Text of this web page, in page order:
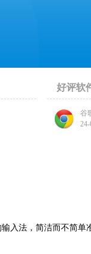
好评软
谷
入法，简洁而不简